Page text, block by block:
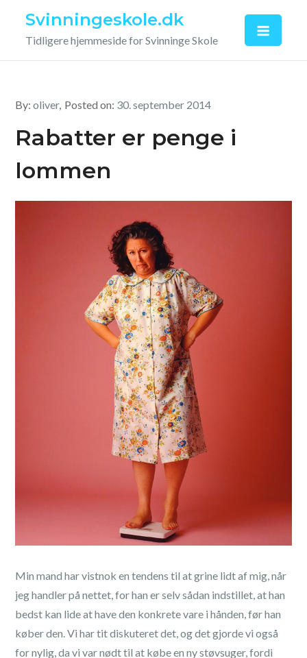
content
Svinningeskole.dk
Tidligere hjemmeside for Svinninge Skole
By:oliver Posted on: 30. september 2014
Rabatter er penge i
lommen
Min mand har vistnok en tendens til at grine lidt af mig, når
jeg handler på nettet, for han er selv sådan indstillet, at han
bedst kan lide at have den konkrete vare i hånden, før han
køber den. Vi har tit diskuteret det, og det gjorde vi også
for nylig, da vi var nødt til at købe en ny støvsuger, fordi